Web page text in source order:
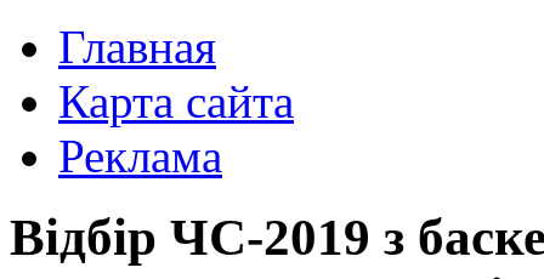
Главная
Карта сайта
Реклама
Відбір ЧС-2019 з